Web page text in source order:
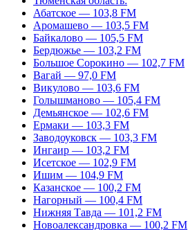
Абатское — 103,8 FM
Аромашево — 103,5 FM
Байкалово — 105,5 FM
Бердюжье — 103,2 FM
Большое Сорокино — 102,7 FM
Вагай — 97,0 FM
Викулово — 103,6 FM
Голышманово — 105,4 FM
Демьянское — 102,6 FM
Ермаки — 103,3 FM
Заводоуковск — 103,3 FM
Ингаир — 103,2 FM
Исетское — 102,9 FM
Ишим — 104,9 FM
Казанское — 100,2 FM
Нагорный — 100,4 FM
Нижняя Тавда — 101,2 FM
Новоалександровка — 100,2 FM